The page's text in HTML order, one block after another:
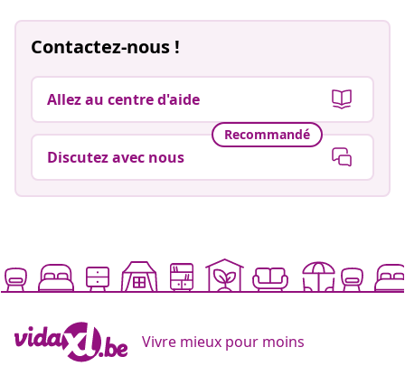
Contactez-nous !
Allez au centre d'aide
Recommandé
Discutez avec nous
Vivre mieux pour moins